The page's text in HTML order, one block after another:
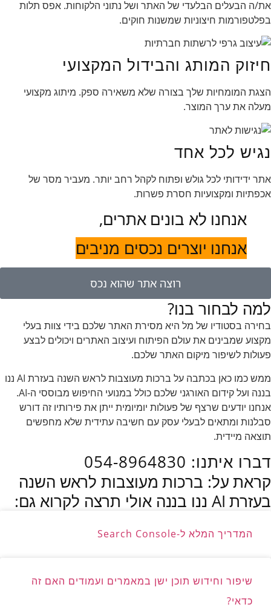
את/ה הבעלים הבלעדי של האתר ושל נתוני הלקוחות. אפס תלות
בפלטפורמות חיצוניות שמשנות חוקים.
חיזוק המותג והבידול המקצועי
הצגת המומחיות שלך בצורה שלא משאירה ספק. מיתוג מקצועי
מעלה את ערך המוצר.
נגיש לכל אחד
אתר ידידותי לכל גולש ופתוח לקהל רחב יותר. מעביר מסר של
אכפתיות ומקצועיות חסרת פשרות.
אנחנו לא בונים אתרים,
אנחנו יוצרים נכסים מניבים
רוצה אתר שהוא נכס
למה לבחור בנו?
בחירה בסטודיו של מל היא מסירת האתר שלכם בידי צוות בעלי
מקצוע שמבינים את עולם הפיתוח ועיצוב האתרים ויכולים לבצע
פעולות לשיפור מיקום האתר שלכם.
ממש כמו כאן בכתבה על ברכות מעוצבות לראש השנה בעזרת AI ננו
בננה ועל קידום האורגני שלכם כולל במנועי החיפוש מבוססי ה-AI.
אנחנו יודעים שרצף של פעולות יומיומית ייתן את פירותיו זה דורש
סבלנות ומתאים לבעלי עסק עם חשיבה עתידית שלא מחפשים
תוצאה מיידית.
דברו איתנו: 054-8964830
קראת על: ברכות מעוצבות לראש השנה
בעזרת AI ננו בננה אולי תרצה לקרוא גם:
המדריך המלא ל-Search Console
שיפור וחידוש תוכן ישן במאמרים ועמודים האם זה
כדאי?